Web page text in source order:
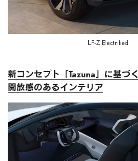
LF-Z Electrified
新コンセプト「Tazuna」に基づく
開放感のあるインテリア